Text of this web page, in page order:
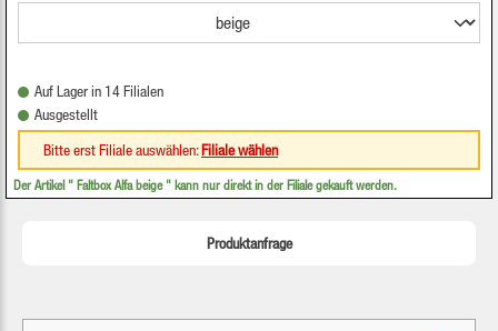
Auf Lager in 14 Filialen
Ausgestellt
Bitte erst Filiale auswählen:Filiale wählen
Der Artikel " Faltbox Alfa beige " kann nur direkt in der Filiale gekauft werden.
Produktanfrage